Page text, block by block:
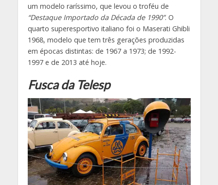
um modelo raríssimo, que levou o troféu de
“Destaque Importado da Década de 1990”. O
quarto superesportivo italiano foi o Maserati Ghibli
1968, modelo que tem três gerações produzidas
em épocas distintas: de 1967 a 1973; de 1992-
1997 e de 2013 até hoje.
Fusca da Telesp